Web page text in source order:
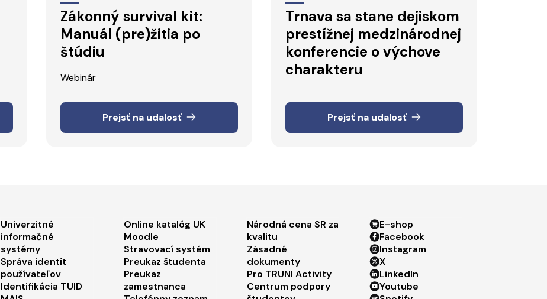
Zákonný survival kit:
Manuál (pre)žitia po
štúdiu
Webinár
Prejsť na udalosť
Trnava sa stane dejiskom
prestížnej medzinárodnej
konferencie o výchove
charakteru
Prejsť na udalosť
Footer menu 1
Univerzitné
informačné
systémy
Správa identít
používateľov
Identifikácia TUID
Footer menu 2
Online katalóg UK
Moodle
Stravovací systém
Preukaz študenta
Preukaz
zamestnanca
Footer menu 3
Národná cena SR za
kvalitu
Zásadné
dokumenty
Pro TRUNI Activity
Centrum podpory
Footer menu 4
E-shop
Facebook
Instagram
X
LinkedIn
Youtube